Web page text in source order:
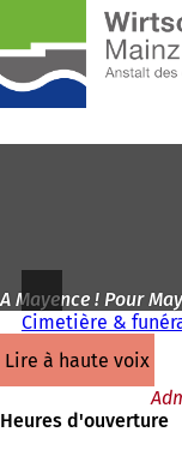
Accéder au contenu
page
d'accueil
A Mayence ! Pour
Cimetière &
lire à haute voix
Heures d'ouverture